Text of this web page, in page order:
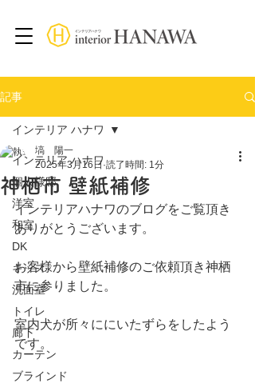
記事
インテリア ハナワ
個人様邸
洋室
和室
DK
キッズ
洗面室
トイレ
廊下
カーテン
ブラインド
インテリア ハナワ
神栖市 壁紙補修
塙 陽一
2025年3月16日 読了時間: 1分
インテリアハナワのブログをご覧頂き
ありがとうございます。
お客様から壁紙補修のご依頼頂き神栖
市に参りました。
室内犬が所々ににいたずらをしたよう
です。